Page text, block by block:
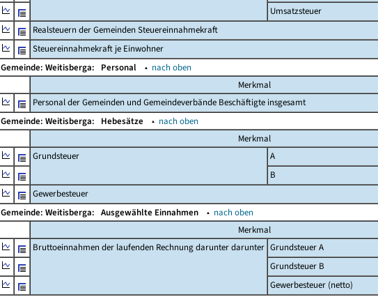
Umsatzsteuer
Realsteuern der Gemeinden Steuereinnahmekraft
Steuereinnahmekraft je Einwohner
Gemeinde: Weitisberga: Personal ▴ nach oben
Merkmal
Personal der Gemeinden und Gemeindeverbände Beschäftigte insgesamt
Gemeinde: Weitisberga: Hebesätze ▴ nach oben
Merkmal
Grundsteuer
A
B
Gewerbesteuer
Gemeinde: Weitisberga: Ausgewählte Einnahmen ▴ nach oben
Merkmal
Bruttoeinnahmen der laufenden Rechnung darunter darunter Grundsteuer A
Grundsteuer B
Gewerbesteuer (netto)